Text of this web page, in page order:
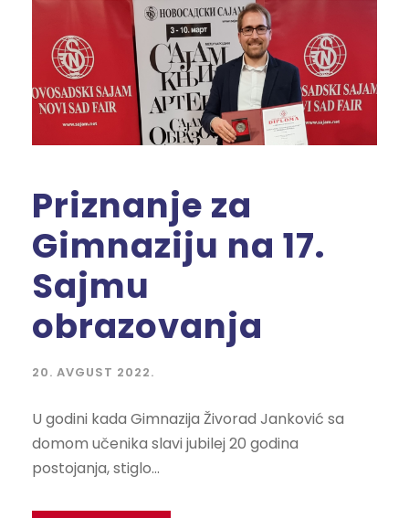
Priznanje za
Gimnaziju na 17.
Sajmu
obrazovanja
20. AVGUST 2022.
U godini kada Gimnazija Živorad Janković sa
domom učenika slavi jubilej 20 godina
postojanja, stiglo...